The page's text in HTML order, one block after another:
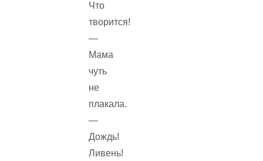
Что
творится!
—
Мама
чуть
не
плакала.
—
Дождь!
Ливень!